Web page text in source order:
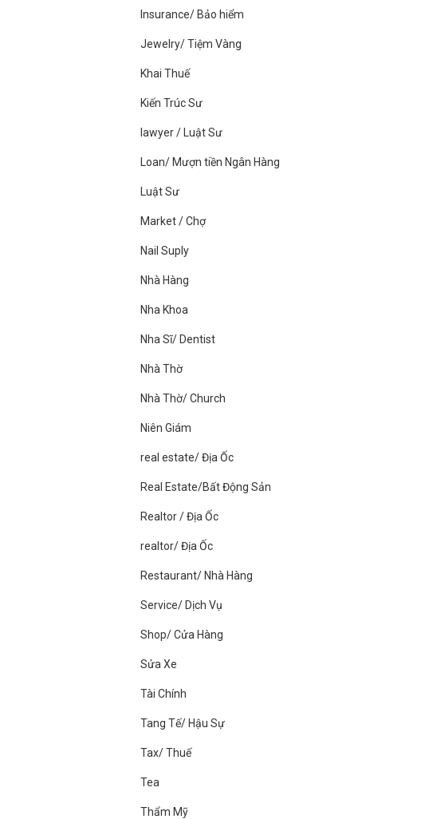
Insurance/ Bảo hiểm
Jewelry/ Tiệm Vàng
Khai Thuế
Kiến Trúc Sư
lawyer / Luật Sư
Loan/ Mượn tiền Ngân Hàng
Luật Sư
Market / Chợ
Nail Suply
Nhà Hàng
Nha Khoa
Nha Sĩ/ Dentist
Nhà Thờ
Nhà Thờ/ Church
Niên Giám
real estate/ Địa Ốc
Real Estate/Bất Động Sản
Realtor / Địa Ốc
realtor/ Địa Ốc
Restaurant/ Nhà Hàng
Service/ Dịch Vụ
Shop/ Cửa Hàng
Sửa Xe
Tài Chính
Tang Tế/ Hậu Sự
Tax/ Thuế
Tea
Thẩm Mỹ